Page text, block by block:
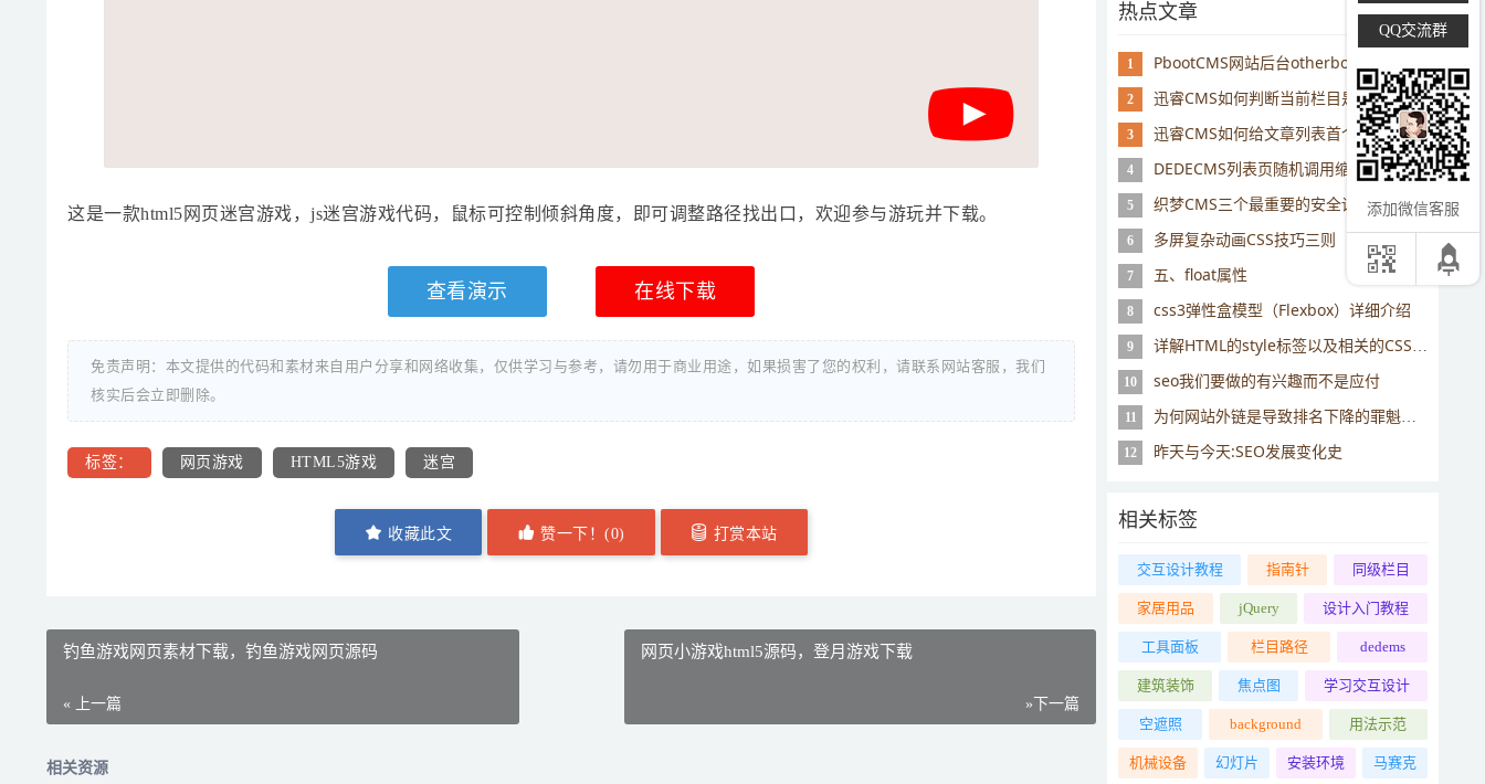
这是一款html5网页迷宫游戏，js迷宫游戏代码，鼠标可控制倾斜角度，即可调整路径找出口，欢迎参与游玩并下载。
查看演示 在线下载
免责声明：本文提供的代码和素材来自用户分享和网络收集，仅供学习与参考，请勿用于商业用途，如果损害了您的权利，请联系网站客服，我们
核实后会立即删除。
标签： 网页游戏 HTML5游戏 迷宫
收藏此文 赞一下！(0) 打赏本站
钓鱼游戏网页素材下载，钓鱼游戏网页源码
« 上一篇
网页小游戏html5源码，登月游戏下载
»下一篇
相关资源
热点文章
1 PbootCMS网站后台otherbot爬行怎么屏蔽
2 迅睿CMS如何判断当前栏目是否是顶级栏目
3 迅睿CMS如何给文章列表首个信息添加class="active"
4 DEDECMS列表页随机调用缩略图的完美解决办法
5 织梦CMS三个最重要的安全设置
6 多屏复杂动画CSS技巧三则
7 五、float属性
8 css3弹性盒模型（Flexbox）详细介绍
9 详解HTML的style标签以及相关的CSS引用
10 seo我们要做的有兴趣而不是应付
11 为何网站外链是导致排名下降的罪魁祸首
12 昨天与今天:SEO发展变化史
相关标签
交互设计教程 指南针 同级栏目
家居用品 jQuery 设计入门教程
工具面板 栏目路径 dedems
建筑装饰 焦点图 学习交互设计
空遮照 background 用法示范
机械设备 幻灯片 安装环境 马赛克
QQ交流群
添加微信客服